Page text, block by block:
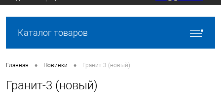
Каталог товаров
Главная • Новинки • Гранит-3 (новый)
Гранит-3 (новый)